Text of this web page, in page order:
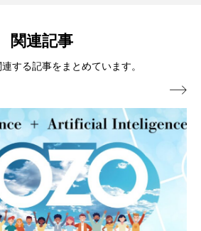
関連記事
する記事をまとめています。
